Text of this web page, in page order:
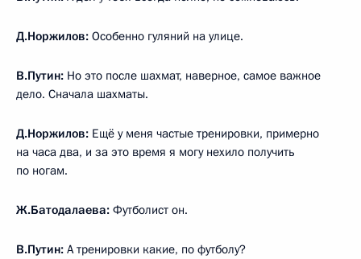
Д.Норжилов: Особенно гуляний на улице.
В.Путин: Но это после шахмат, наверное, самое важное
дело. Сначала шахматы.
Д.Норжилов: Ещё у меня частые тренировки, примерно
на часа два, и за это время я могу нехило получить
по ногам.
Ж.Батодалаева: Футболист он.
В.Путин: А тренировки какие, по футболу?